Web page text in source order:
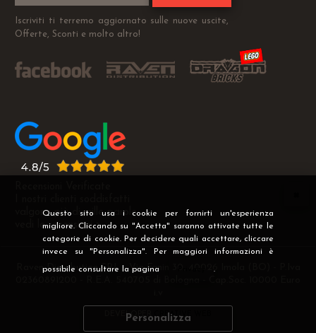
Questo sito usa i cookie per fornirti un'esperienza
migliore. Cliccando su "Accetta" saranno attivate tutte le
categorie di cookie. Per decidere quali accettare, cliccare
invece su "Personalizza". Per maggiori informazioni è
possibile consultare la pagina .
Personalizza
Iscriviti ti terremo aggiornato sulle nuove uscite,
Offerte, Sconti e molto altro!
valgono più di mille parole
vedi le recensioni >
Raven Distribution SRL - Via Fanin 30, 40026 Imola (BO) - P.Iva
DEVELOPER CREATIVE WEB